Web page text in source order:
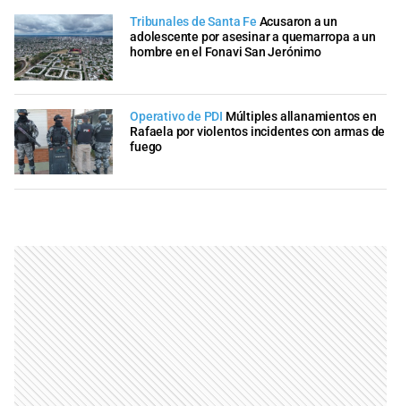
Tribunales de Santa Fe Acusaron a un
adolescente por asesinar a quemarropa a un
hombre en el Fonavi San Jerónimo
Operativo de PDI Múltiples allanamientos en
Rafaela por violentos incidentes con armas de
fuego